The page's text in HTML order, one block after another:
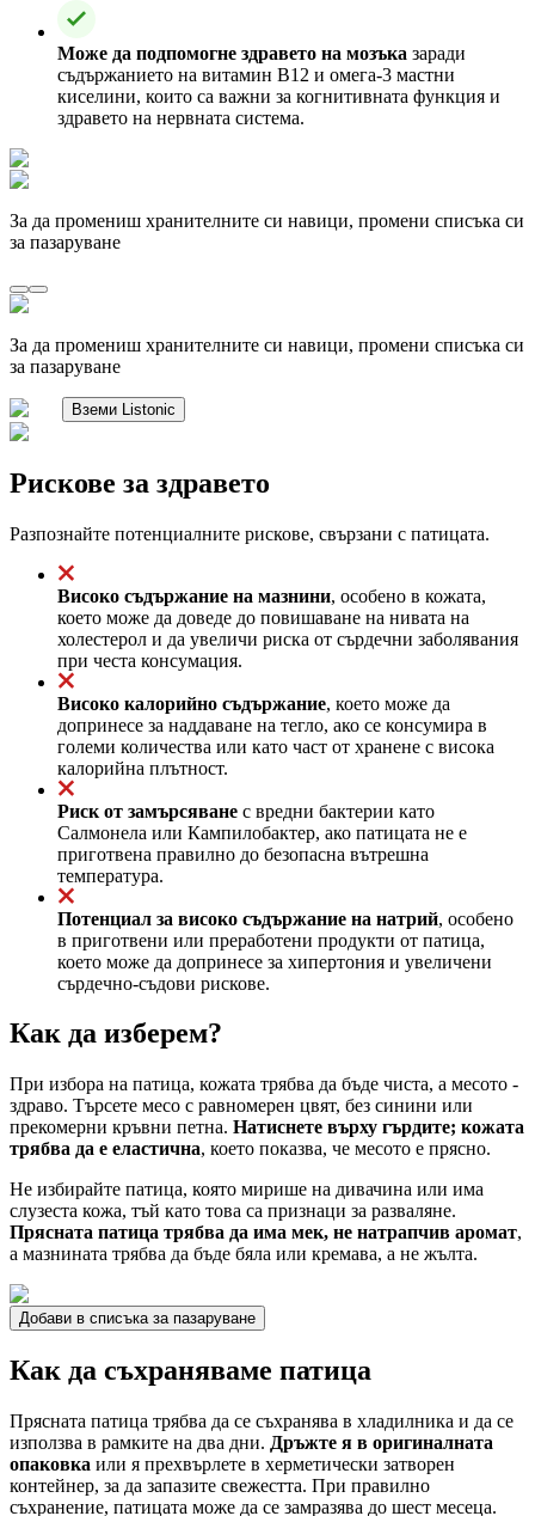
Може да подпомогне здравето на мозъка заради
съдържанието на витамин B12 и омега-3 мастни
киселини, които са важни за когнитивната функция и
здравето на нервната система.
За да промениш хранителните си навици, промени списъка си
за пазаруване
За да промениш хранителните си навици, промени списъка си
за пазаруване
Вземи Listonic
Рискове за здравето
Разпознайте потенциалните рискове, свързани с патицата.
Високо съдържание на мазнини, особено в кожата,
което може да доведе до повишаване на нивата на
холестерол и да увеличи риска от сърдечни заболявания
при честа консумация.
Високо калорийно съдържание, което може да
допринесе за наддаване на тегло, ако се консумира в
големи количества или като част от хранене с висока
калорийна плътност.
Риск от замърсяване с вредни бактерии като
Салмонела или Кампилобактер, ако патицата не е
приготвена правилно до безопасна вътрешна
температура.
Потенциал за високо съдържание на натрий, особено
в приготвени или преработени продукти от патица,
което може да допринесе за хипертония и увеличени
сърдечно-съдови рискове.
Как да изберем?
При избора на патица, кожата трябва да бъде чиста, а месото -
здраво. Търсете месо с равномерен цвят, без синини или
прекомерни кръвни петна. Натиснете върху гърдите; кожата
трябва да е еластична, което показва, че месото е прясно.
Не избирайте патица, която мирише на дивачина или има
слузеста кожа, тъй като това са признаци за разваляне.
Прясната патица трябва да има мек, не натрапчив аромат,
а мазнината трябва да бъде бяла или кремава, а не жълта.
Добави в списъка за пазаруване
Как да съхраняваме патица
Прясната патица трябва да се съхранява в хладилника и да се
използва в рамките на два дни. Дръжте я в оригиналната
опаковка или я прехвърлете в херметически затворен
контейнер, за да запазите свежестта. При правилно
съхранение, патицата може да се замразява до шест месеца.